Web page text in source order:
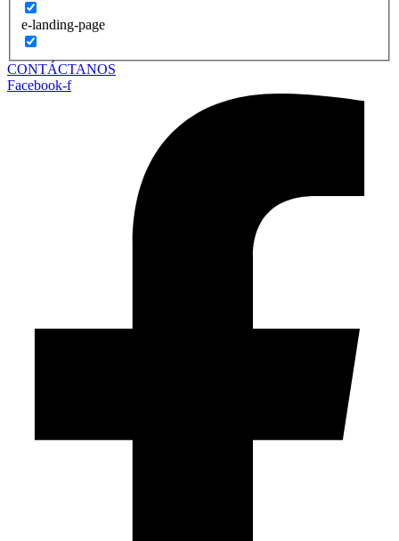
e-landing-page
CONTÁCTANOS
Facebook-f